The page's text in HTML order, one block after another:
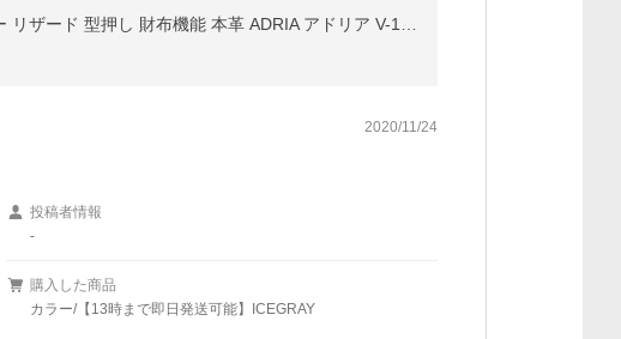
2020/11/24
投稿者情報
-
購入した商品
カラー/【13時まで即日発送可能】ICEGRAY